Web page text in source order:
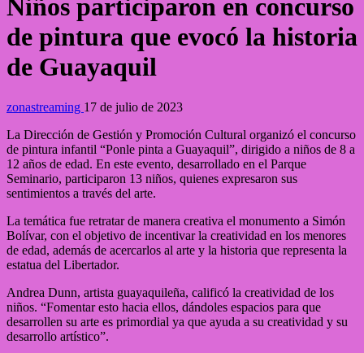
Niños participaron en concurso
de pintura que evocó la historia
de Guayaquil
zonastreaming 17 de julio de 2023
La Dirección de Gestión y Promoción Cultural organizó el concurso
de pintura infantil “Ponle pinta a Guayaquil”, dirigido a niños de 8 a
12 años de edad. En este evento, desarrollado en el Parque
Seminario, participaron 13 niños, quienes expresaron sus
sentimientos a través del arte.
La temática fue retratar de manera creativa el monumento a Simón
Bolívar, con el objetivo de incentivar la creatividad en los menores
de edad, además de acercarlos al arte y la historia que representa la
estatua del Libertador.
Andrea Dunn, artista guayaquileña, calificó la creatividad de los
niños. “Fomentar esto hacia ellos, dándoles espacios para que
desarrollen su arte es primordial ya que ayuda a su creatividad y su
desarrollo artístico”.